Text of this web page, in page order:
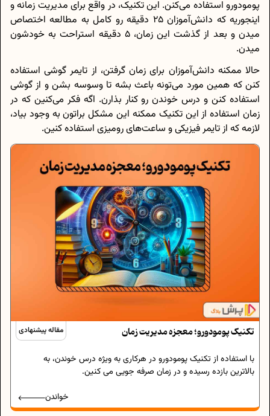
پومودورو استفاده می‌کنن. این تکنیک، در واقع برای مدیریت زمانه و
اینجوریه که دانش‌آموزان 25 دقیقه رو کامل به مطالعه اختصاص
میدن و بعد از گذشت این زمان، 5 دقیقه استراحت به خودشون
میدن.
حالا ممکنه دانش‌آموزان برای زمان گرفتن، از تایمر گوشی استفاده
کنن که همین مورد می‌تونه باعث بشه تا وسوسه بشن و از گوشی
استفاده کنن و درس خوندن رو کنار بذارن. اگه فکر می‌کنین که در
زمان استفاده از این تکنیک ممکنه این مشکل براتون به وجود بیاد،
لازمه که از تایمر فیزیکی و ساعت‌های رومیزی استفاده کنین.
مقاله پیشنهادی تکنیک پومودورو؛ معجزه مدیریت زمان
با استفاده از تکنیک پومودورو در هرکاری به ویژه درس خوندن، به
بالاترین بازده رسیده و در زمان صرفه جویی می کنین.
خواندن